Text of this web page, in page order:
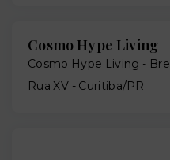
Cosmo Hype Living
Cosmo Hype Living -
Rua XV - Curitiba/PR